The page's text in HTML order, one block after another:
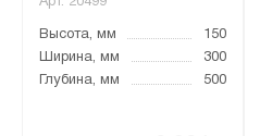
Высота, мм
150
Ширина, мм
300
Глубина, мм
500